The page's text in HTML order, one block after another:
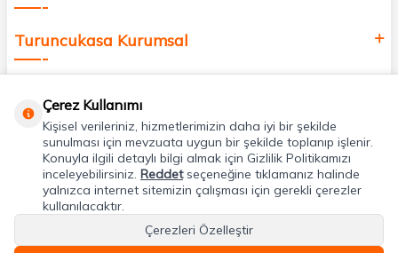
Turuncukasa Kurumsal
Uygulamalarımız
Adres & İletişim
Çerez Kullanımı
Kişisel verileriniz, hizmetlerimizin daha iyi bir şekilde
sunulması için mevzuata uygun bir şekilde toplanıp işlenir.
Konuyla ilgili detaylı bilgi almak için Gizlilik Politikamızı
inceleyebilirsiniz. Reddetseçeneğine tıklamanız halinde
yalnızca internet sitemizin çalışması için gerekli çerezler
kullanılacaktır.
Çerezleri Özelleştir